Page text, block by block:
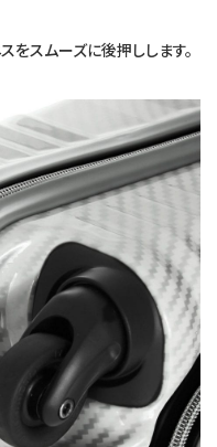
をスムーズに後押しします。